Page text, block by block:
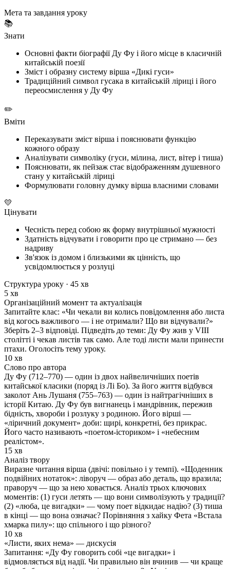
Мета та завдання уроку
📚
Знати
Основні факти біографії Ду Фу і його місце в класичній
китайській поезії
Зміст і образну систему вірша «Дикі гуси»
Традиційний символ гусака в китайській ліриці і його
переосмислення у Ду Фу
✏️
Вміти
Переказувати зміст вірша і пояснювати функцію
кожного образу
Аналізувати символіку (гуси, мілина, лист, вітер і тиша)
Пояснювати, як пейзаж стає відображенням душевного
стану у китайській ліриці
Формулювати головну думку вірша власними словами
💛
Цінувати
Чесність перед собою як форму внутрішньої мужності
Здатність відчувати і говорити про це стримано — без
надриву
Зв'язок із домом і близькими як цінність, що
усвідомлюється у розлуці
Структура уроку · 45 хв
5 хв
Організаційний момент та актуалізація
Запитайте клас: «Чи чекали ви колись повідомлення або листа
від когось важливого — і не отримали? Що ви відчували?»
Зберіть 2–3 відповіді. Підведіть до теми: Ду Фу жив у VIII
столітті і чекав листів так само. Але тоді листи мали принести
птахи. Оголосіть тему уроку.
10 хв
Слово про автора
Ду Фу (712–770) — один із двох найвеличніших поетів
китайської класики (поряд із Лі Бо). За його життя відбувся
заколот Ань Лушаня (755–763) — один із найтрагічніших в
історії Китаю. Ду Фу був вигнанець і мандрівник, пережив
бідність, хвороби і розлуку з родиною. Його вірші —
«ліричний документ» доби: щирі, конкретні, без прикрас.
Його часто називають «поетом-істориком» і «небесним
реалістом».
15 хв
Аналіз твору
Виразне читання вірша (двічі: повільно і у темпі). «Щоденник
подвійних нотаток»: ліворуч — образ або деталь, що вразила;
праворуч — що за нею ховається. Аналіз трьох ключових
моментів: (1) гуси летять — що вони символізують у традиції?
(2) «люба, це вигадки» — чому поет відкидає надію? (3) тиша
в кінці — що вона означає? Порівняння з хайку Фета «Встала
хмарка пилу»: що спільного і що різного?
10 хв
«Листи, яких нема» — дискусія
Запитання: «Ду Фу говорить собі «це вигадки» і
відмовляється від надії. Чи правильно він вчинив — чи краще